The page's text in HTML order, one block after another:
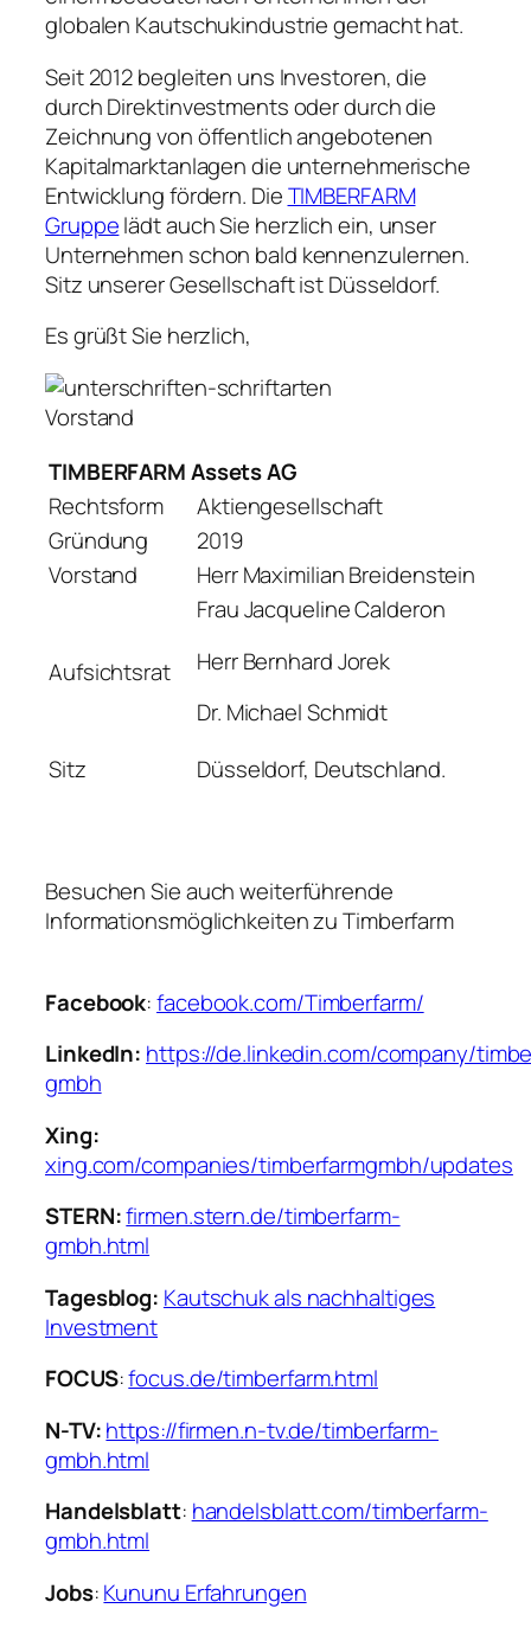
globalen Kautschukindustrie gemacht hat.
Seit 2012 begleiten uns Investoren, die
durch Direktinvestments oder durch die
Zeichnung von öffentlich angebotenen
Kapitalmarktanlagen die unternehmerische
Entwicklung fördern. DieTIMBERFARM
Gruppelädt auch Sie herzlich ein, unser
Unternehmen schon bald kennenzulernen.
Sitz unserer Gesellschaft ist Düsseldorf.
Es grüßt Sie herzlich,
Vorstand
TIMBERFARM Assets AG
Rechtsform
Aktiengesellschaft
Gründung
2019
Vorstand
Herr Maximilian Breidenstein
Aufsichtsrat
Frau Jacqueline Calderon
Herr Bernhard Jorek
Dr. Michael Schmidt
Sitz
Düsseldorf, Deutschland.
Besuchen Sie auch weiterführende
Informationsmöglichkeiten zu Timberfarm
Facebook:facebook.com/Timberfarm/
LinkedIn: https://de.linkedin.com/company/
gmbh
Xing:
xing.com/companies/timberfarmgmbh/updates
STERN:firmen.stern.de/timberfarm-
gmbh.html
Tagesblog: Kautschuk als nachhaltiges
Investment
FOCUS:focus.de/timberfarm.html
N-TV:https://firmen.n-tv.de/timberfarm-
gmbh.html
Handelsblatt: handelsblatt.com/timberfarm-
gmbh.html
Jobs:Kununu Erfahrungen